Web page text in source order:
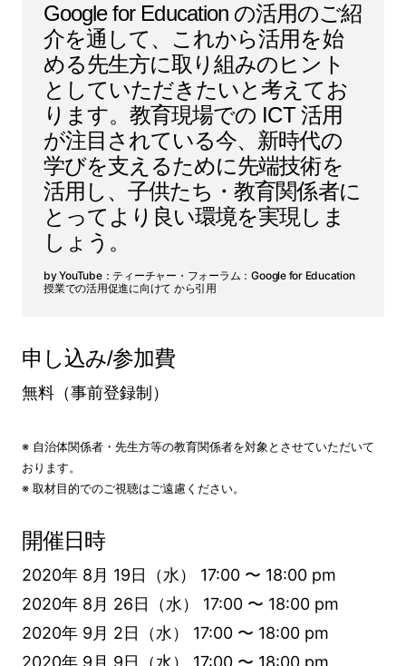
Google for Education の活用のご紹
介を通して、これから活用を始
める先生方に取り組みのヒント
としていただきたいと考えてお
ります。教育現場での ICT 活用
が注目されている今、新時代の
学びを支えるために先端技術を
活用し、子供たち・教育関係者に
とってより良い環境を実現しま
しょう。
YouTube：ティーチャー・フォーラム：Google for Education
授業での活用促進に向けて から引用
申し込み/参加費
無料（事前登録制）
※ 自治体関係者・先生方等の教育関係者を対象とさせていただいて
おります。
※ 取材目的でのご視聴はご遠慮ください。
開催日時
2020年 8月 19日（水） 17:00 〜 18:00 pm
2020年 8月 26日（水） 17:00 〜 18:00 pm
2020年 9月 2日（水） 17:00 〜 18:00 pm
2020年 9月 9日（水） 17:00 〜 18:00 pm